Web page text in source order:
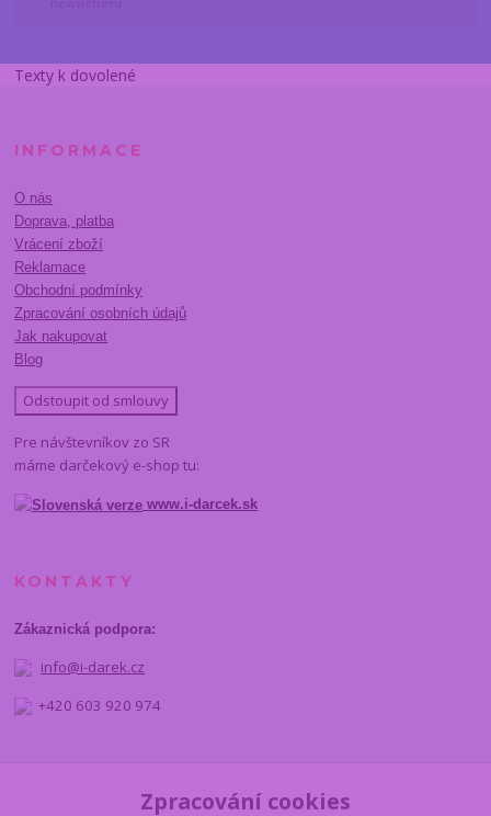
Texty k dovolené
INFORMACE
O nás
Doprava, platba
Vrácení zboží
Reklamace
Obchodní podmínky
Zpracování osobních údajů
Jak nakupovat
Blog
Odstoupit od smlouvy
Pre návštevníkov zo SR
máme darčekový e-shop tu:
www.i-darcek.sk
KONTAKTY
Zákaznická podpora:
info@i-darek.cz
+420 603 920 974
Zpracování cookies